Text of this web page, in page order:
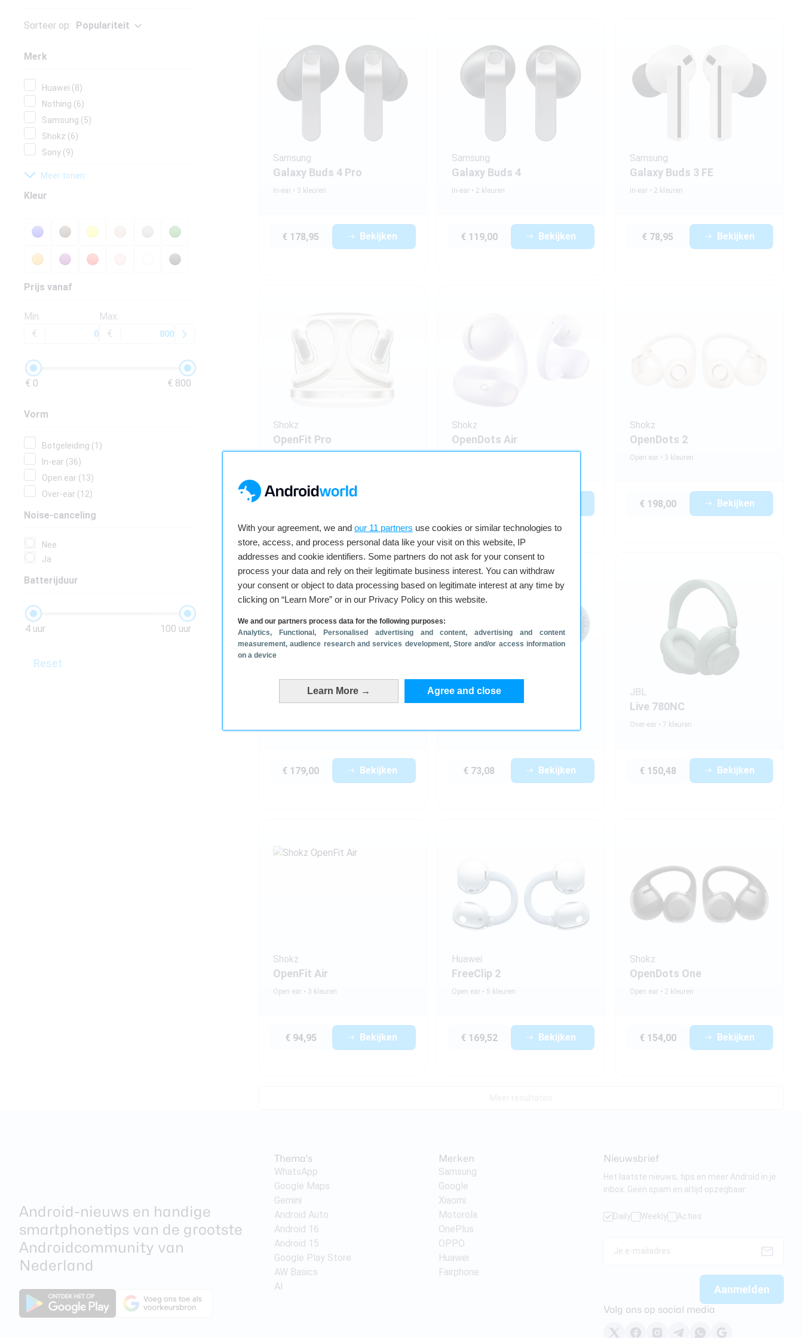
With your agreement, we and our 11 partners use cookies or similar technologies to
store, access, and process personal data like your visit on this website, IP
addresses and cookie identifiers. Some partners do not ask for your consent to
process your data and rely on their legitimate business interest. You can withdraw
your consent or object to data processing based on legitimate interest at any time by
clicking on “Learn More” or in our Privacy Policy on this website.
We and our partners process data for the following purposes:
Analytics, Functional , Personalised advertising and content, advertising and content
measurement, audience research and services development, Store and/or access information
on a device
Learn More → Agree and close
Sorteer op: Populariteit
Merk
Huawei (8)
Nothing (6)
Samsung (5)
Shokz (6)
Sony (9)
Meer tonen
Kleur
Prijs vanaf
Min.
€
Max.
€
€ 0 € 800
Vorm
Botgeleiding (1)
In-ear (36)
Open ear (13)
Over-ear (12)
Noise-canceling
Nee
Ja
Batterijduur
4 uur 100 uur
Reset
Samsung
Galaxy Buds 4 Pro
In-ear 3 kleuren
€ 178,95 Bekijken
Samsung
Galaxy Buds 4
In-ear 2 kleuren
€ 119,00 Bekijken
Samsung
Galaxy Buds 3 FE
In-ear 2 kleuren
€ 78,95 Bekijken
Shokz
OpenFit Pro
Shokz
OpenDots Air
Shokz
OpenDots 2
Open ear 3 kleuren
€ 198,00 Bekijken
WF-1000XM5
€ 179,00 Bekijken
Sony
WF-C710N
€ 73,08 Bekijken
JBL
Live 780NC
Over-ear 7 kleuren
€ 150,48 Bekijken
Shokz
OpenFit Air
Open ear 3 kleuren
€ 94,95 Bekijken
Huawei
FreeClip 2
Open ear 5 kleuren
€ 169,52 Bekijken
Shokz
OpenDots One
Open ear 2 kleuren
€ 154,00 Bekijken
Android-nieuws en handige
smartphonetips van de grootste
Androidcommunity van
Nederland
Thema's
WhatsApp
Google Maps
Gemini
Android Auto
Android 16
Android 15
Google Play Store
AW Basics
AI
Merken
Samsung
Google
Xiaomi
Motorola
OnePlus
OPPO
Huawei
Fairphone
Nieuwsbrief
Het laatste nieuws, tips en meer Android in je
inbox. Geen spam en altijd opzegbaar.
Daily Weekly Acties
Volg ons op social media
Over ons